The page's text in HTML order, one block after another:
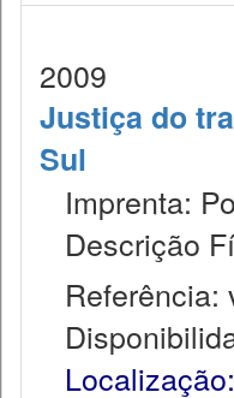
2009
Justiça do
Sul
Imprenta:
Descrição
Referência:
Localização: